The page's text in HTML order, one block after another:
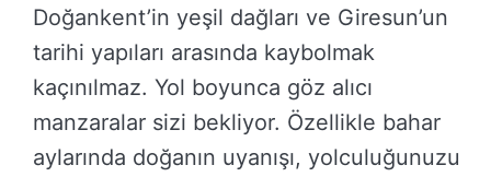
Doğankent’in yeşil dağları ve Giresun’un
tarihi yapıları arasında kaybolmak
kaçınılmaz. Yol boyunca göz alıcı
manzaralar sizi bekliyor. Özellikle bahar
aylarında doğanın uyanışı, yolculuğunuzu